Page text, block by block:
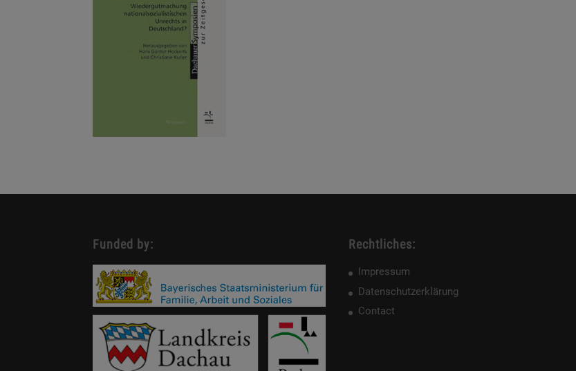
Funded by: Rechtliches:
Impressum
Datenschutzerklärung
Contact